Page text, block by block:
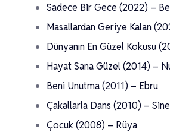
Sadece Bir Gece (2022) –
Masallardan Geriye Kalan
Dünyanın En Güzel Kokusu
Hayat Sana Güzel (2014) –
Beni Unutma (2011) – Ebru
Çakallarla Dans (2010) –
Çocuk (2008) – Rüya